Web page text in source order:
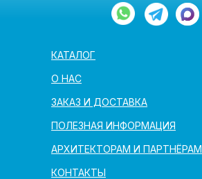
АРХИТЕКТОРАМ И ПАРТНЁРАМ
КОНТАКТЫ
ПОЛЕЗНАЯ ИНФОРМАЦИЯ
ЗАКАЗ И ДОСТАВКА
О НАС
КАТАЛОГ